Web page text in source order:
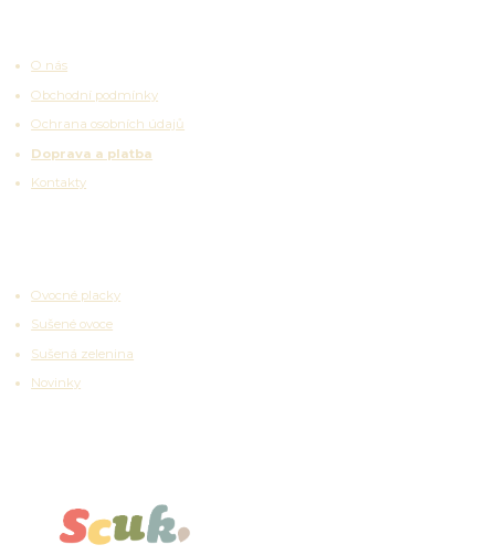
O nás
Obchodní podmínky
Ochrana osobních údajů
Doprava a platba
Kontakty
Ovocné placky
Sušené ovoce
Sušená zelenina
Novinky